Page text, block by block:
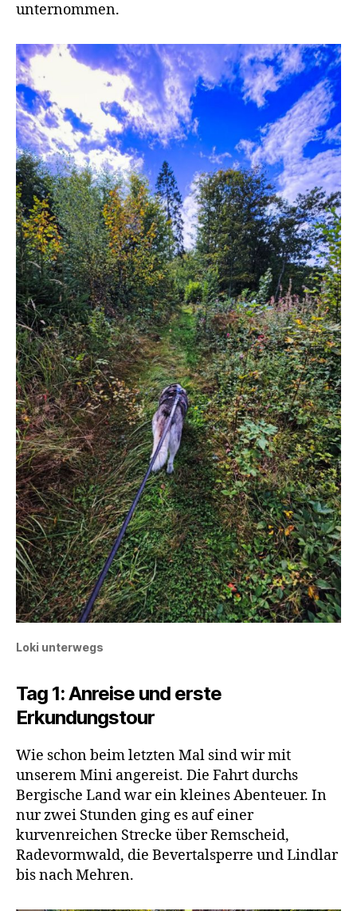
unternommen.
Loki unterwegs
Tag 1: Anreise und erste
Erkundungstour
Wie schon beim letzten Mal sind wir mit
unserem Mini angereist. Die Fahrt durchs
Bergische Land war ein kleines Abenteuer. In
nur zwei Stunden ging es auf einer
kurvenreichen Strecke über Remscheid,
Radevormwald, die Bevertalsperre und Lindlar
bis nach Mehren.